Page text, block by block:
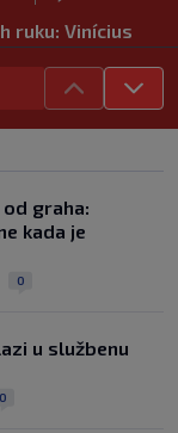
ruku: Vinícius
dogovor
0
prijetnje i
i
graha:
kada je
0
u službenu
0